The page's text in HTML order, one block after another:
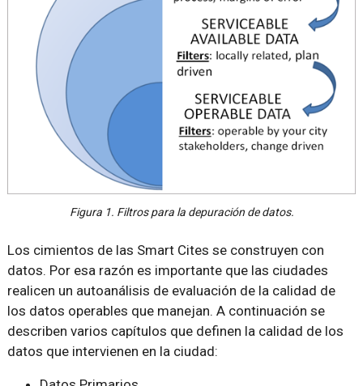
Figura 1. Filtros para la depuración de datos.
Los cimientos de las Smart Cites se construyen con
datos. Por esa razón es importante que las ciudades
realicen un autoanálisis de evaluación de la calidad de
los datos operables que manejan. A continuación se
describen varios capítulos que definen la calidad de los
datos que intervienen en la ciudad: